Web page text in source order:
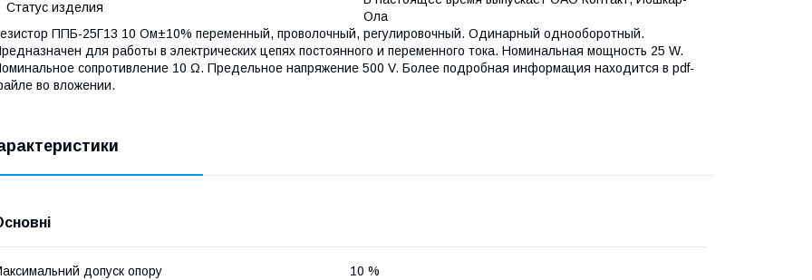
Статус изделия
Ола
ППБ-25Г13 10 Ом±10% переменный, проволочный, регулировочный. Одинарный однооборотный.
для работы в электрических цепях постоянного и переменного тока. Номинальная мощность 25 W.
сопротивление 10 Ω. Предельное напряжение 500 V. Более подробная информация находится в pdf-
во вложении.
допуск опору 10 %